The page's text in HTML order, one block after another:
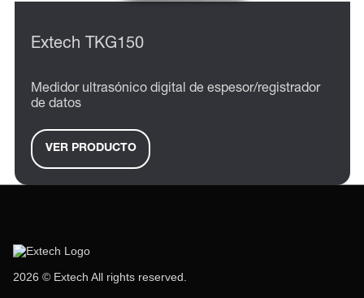
Extech TKG150
Medidor ultrasónico digital de espesor/registrador
de datos
VER PRODUCTO
2026 © Extech All rights reserved.